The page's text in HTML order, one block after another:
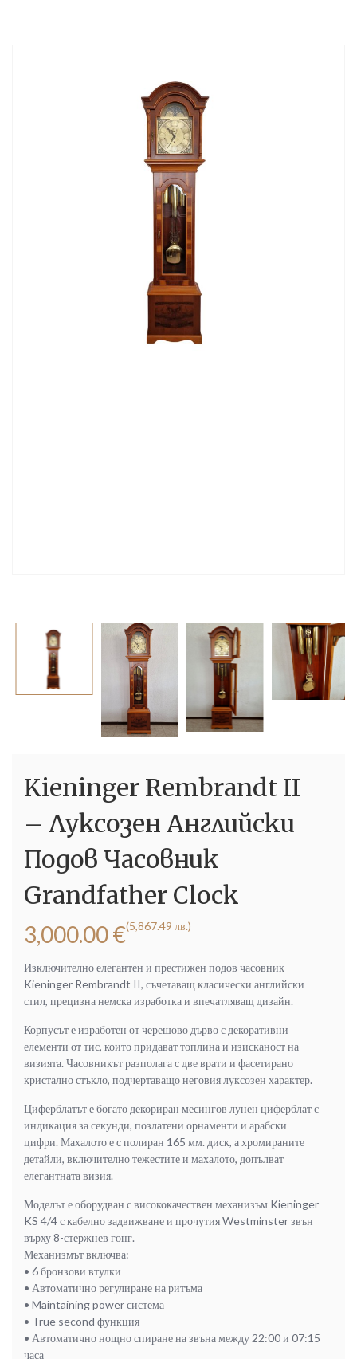
Kieninger Rembrandt II
– Луксозен Английски
Подов Часовник
Grandfather Clock
3,000.00€(5,867.49 лв.)
Изключително елегантен и престижен подов часовник
Kieninger Rembrandt II, съчетаващ класически английски
стил, прецизна немска изработка и впечатляващ дизайн.
Корпусът е изработен от черешово дърво с декоративни
елементи от тис, които придават топлина и изисканост на
визията. Часовникът разполага с две врати и фасетирано
кристално стъкло, подчертаващо неговия луксозен характер.
Циферблатът е богато декориран месингов лунен циферблат с
индикация за секунди, позлатени орнаменти и арабски
цифри. Махалото е с полиран 165 мм. диск, а хромираните
детайли, включително тежестите и махалото, допълват
елегантната визия.
Моделът е оборудван с висококачествен механизъм Kieninger
KS 4/4 с кабелно задвижване и прочутия Westminster звън
върху 8-стержнев гонг.
Механизмът включва:
• 6 бронзови втулки
• Автоматично регулиране на ритъма
• Maintaining power система
• True second функция
• Автоматично нощно спиране на звъна между 22:00 и 07:15
часа